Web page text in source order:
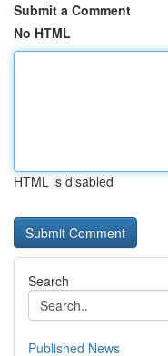
Submit a Comment
No HTML
HTML is disabled
Search
Published News